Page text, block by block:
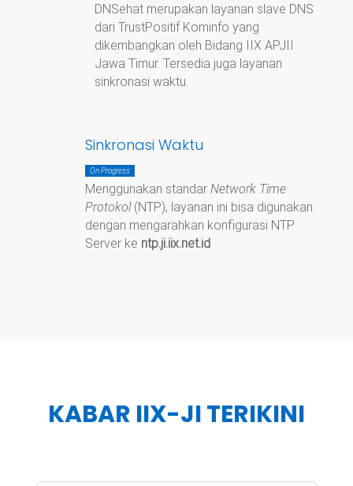
DNSehat merupakan layanan slave DNS
dari TrustPositif Kominfo yang
dikembangkan oleh Bidang IIX APJII
Jawa Timur. Tersedia juga layanan
sinkronasi waktu.
Sinkronasi Waktu
On Progress
Menggunakan standar Network Time
Protokol(NTP), layanan ini bisa digunakan
dengan mengarahkan konfigurasi NTP
Server ke ntp.ji.iix.net.id
KABAR IIX-JI TERIKINI